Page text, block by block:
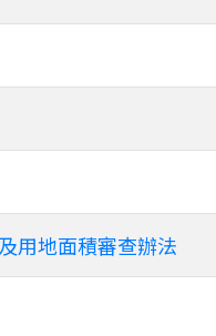
用地面積審查辦法